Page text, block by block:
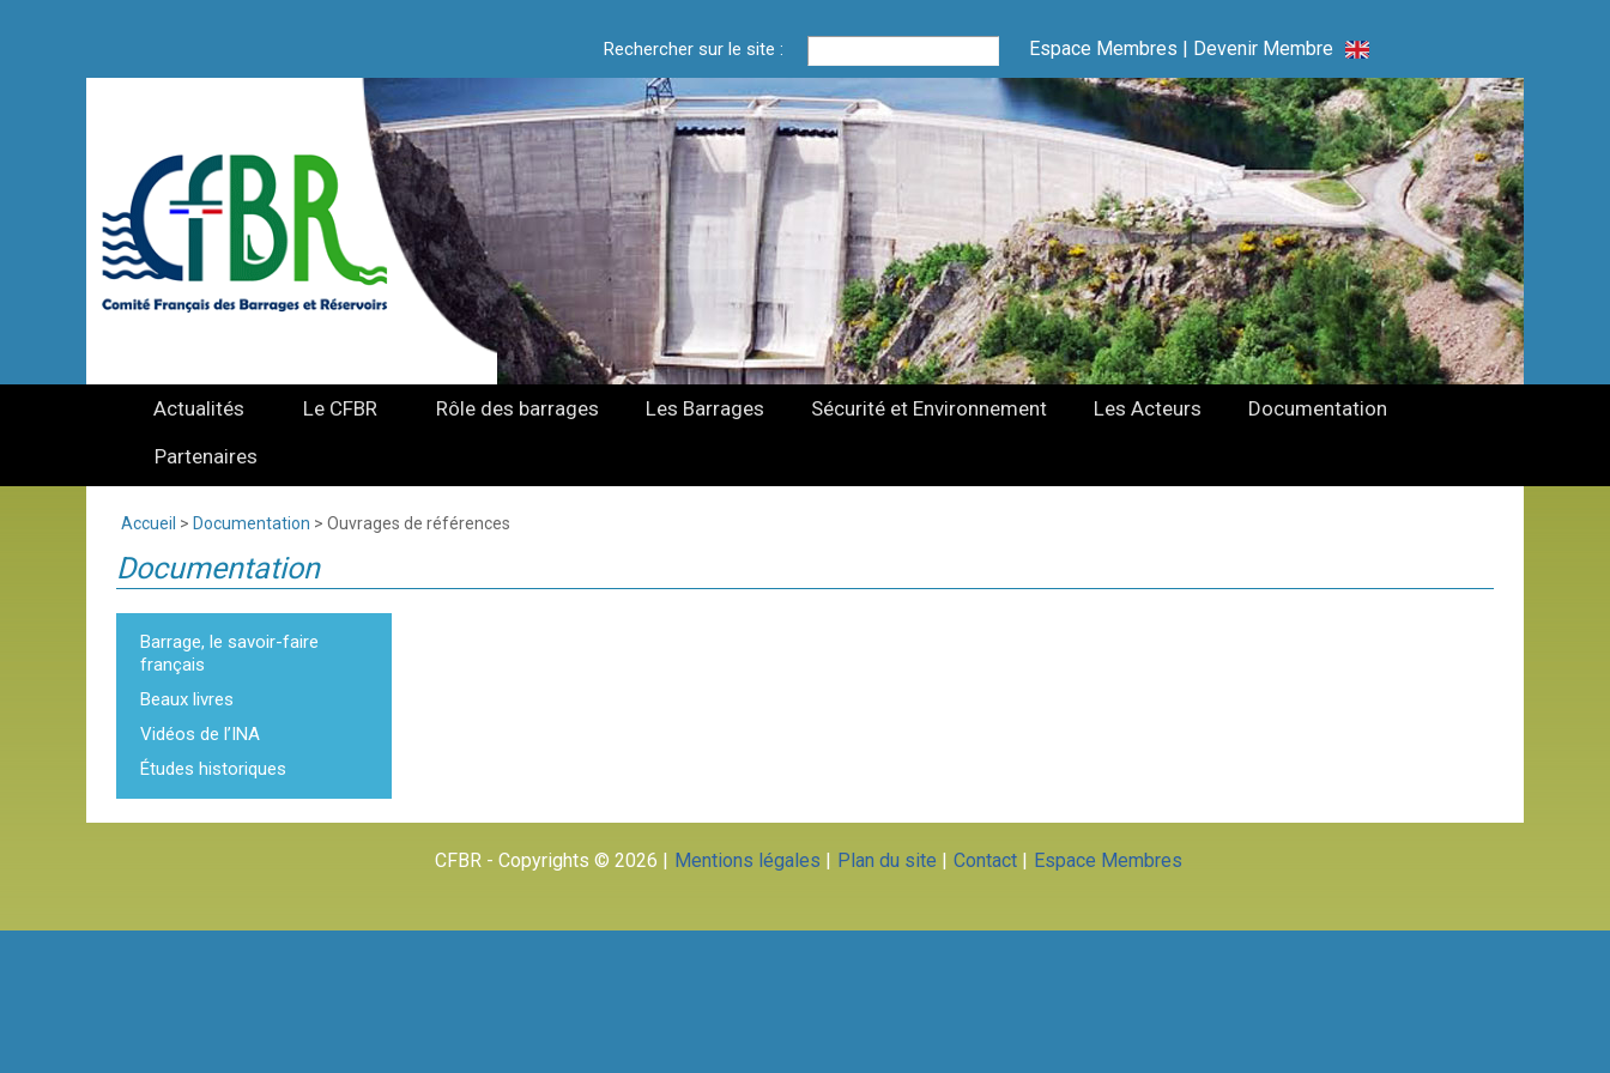
Rechercher sur le site : Espace Membres | Devenir Membre
Actualités Le CFBR Rôle des barrages Les Barrages Sécurité et Environnement Les Acteurs
Documentation
Partenaires
Accueil > Documentation > Ouvrages de références
Documentation
Barrage, le savoir-faire
français
Beaux livres
Vidéos de l’INA
Études historiques
CFBR - Copyrights © 2026 Mentions légales Plan du site Contact Espace Membres